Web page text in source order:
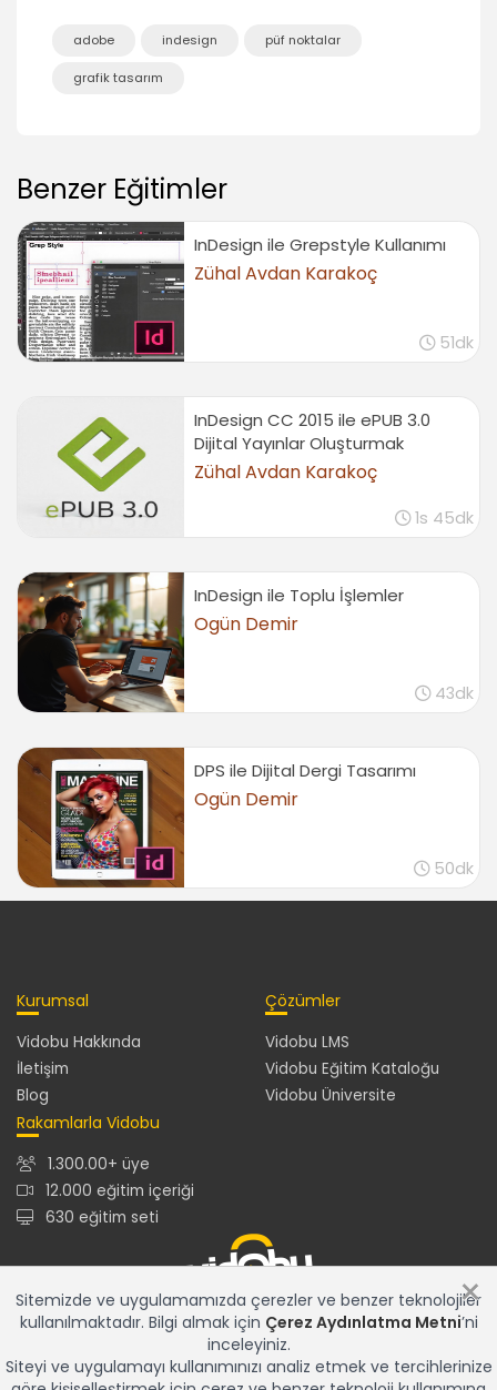
01:00
01:01
Farklı sayfa ebatlar üzerinde çalışmak
00:40
Sayfalari yan yana siralamak
01:08
Sonuç
Sonuç
00:13
adobe indesign püf noktalar
grafik tasarım
Benzer Eğitimler
InDesign ile Grepstyle Kullanımı
Zühal Avdan Karakoç
51dk
InDesign CC 2015 ile ePUB 3.0
Dijital Yayınlar Oluşturmak
Zühal Avdan Karakoç
1s 45dk
InDesign ile Toplu İşlemler
Ogün Demir
43dk
DPS ile Dijital Dergi Tasarımı
Ogün Demir
50dk
Kurumsal
Vidobu Hakkında
İletişim
Blog
Çözümler
Vidobu LMS
Vidobu Eğitim Kataloğu
Vidobu Üniversite
Rakamlarla Vidobu
1.300.00+ üye
12.000 eğitim içeriği
630 eğitim seti
12.000+ eğitim içeriğiyle en güncel ve en zengin eğitim
kataloğu ve gelişmiş özelliklere sahip Vidobu LMS ile tüm
eğitim çözümleriniz için tek adres...
×
Sitemizde ve uygulamamızda çerezler ve benzer teknolojiler
kullanılmaktadır. Bilgi almak için Çerez Aydınlatma Metni’ni
inceleyiniz.
Siteyi ve uygulamayı kullanımınızı analiz etmek ve tercihlerinize